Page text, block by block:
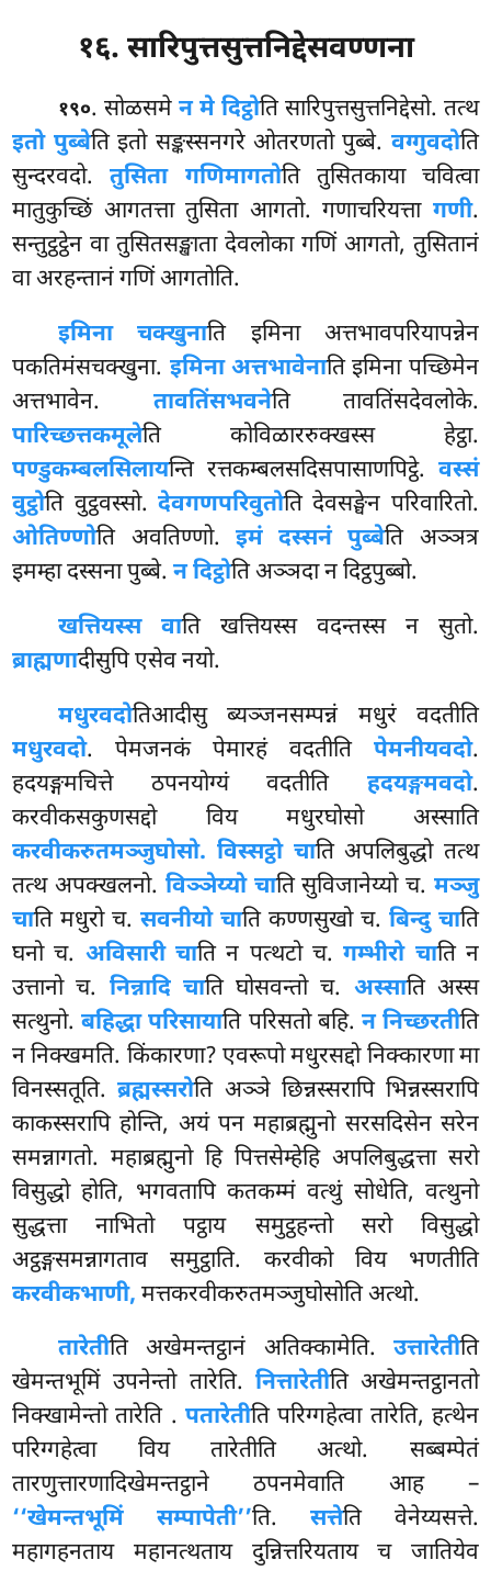
१६. सारिपुत्तसुत्तनिद्देसवण्णना
१९०. सोळसमे न मे दिट्ठोति सारिपुत्तसुत्तनिद्देसो. तत्थ
इतो पुब्बेति इतो सङ्कस्सनगरे ओतरणतो पुब्बे. वग्गुवदोति
सुन्दरवदो.तुसिता गणिमागतोति तुसितकाया चवित्वा
मातुकुच्छिं आगतत्ता तुसिता आगतो. गणाचरियत्ता गणी.
सन्तुट्ठट्ठेन वा तुसितसङ्खाता देवलोका गणिं आगतो, तुसितानं
वा अरहन्तानं गणिं आगतोति.
इमिना चक्खुनाति इमिना अत्तभावपरियापन्नेन
पकतिमंसचक्खुना. इमिना अत्तभावेनाति इमिना पच्छिमेन
अत्तभावेन. तावतिंसभवनेति तावतिंसदेवलोके.
पारिच्छत्तकमूलेति कोविळाररुक्खस्स हेट्ठा.
पण्डुकम्बलसिलायन्ति रत्तकम्बलसदिसपासाणपिट्ठे. वस्सं
वुट्ठोति वुट्ठवस्सो. देवगणपरिवुतोति देवसङ्घेन परिवारितो.
ओतिण्णोति अवतिण्णो. इमं दस्सनं पुब्बेति अञ्ञत्र
इमम्हा दस्सना पुब्बे.न दिट्ठोति अञ्ञदा न दिट्ठपुब्बो.
खत्तियस्स वाति खत्तियस्स वदन्तस्स न सुतो.
ब्राह्मणादीसुपि एसेव नयो.
मधुरवदोतिआदीसु ब्यञ्जनसम्पन्नं मधुरं वदतीति
मधुरवदो. पेमजनकं पेमारहं वदतीति पेमनीयवदो.
हदयङ्गमचित्ते ठपनयोग्यं वदतीति हदयङ्गमवदो.
करवीकसकुणसद्दो विय मधुरघोसो अस्साति
करवीकरुतमञ्जुघोसो. विस्सट्ठो चाति अपलिबुद्धो तत्थ
तत्थ अपक्खलनो. विञ्ञेय्यो चाति सुविजानेय्यो च. मञ्जु
चाति मधुरो च.सवनीयो चाति कण्णसुखो च. बिन्दु चाति
घनो च. अविसारी चाति न पत्थटो च.गम्भीरो चाति न
उत्तानो च. निन्नादि चाति घोसवन्तो च. अस्साति अस्स
सत्थुनो.बहिद्धा परिसायाति परिसतो बहि. न निच्छरतीति
न निक्खमति. किंकारणा? एवरूपो मधुरसद्दो निक्कारणा मा
विनस्सतूति.ब्रह्मस्सरोति अञ्ञे छिन्नस्सरापि भिन्नस्सरापि
काकस्सरापि होन्ति, अयं पन महाब्रह्मुनो सरसदिसेन सरेन
समन्नागतो. महाब्रह्मुनो हि पित्तसेम्हेहि अपलिबुद्धत्ता सरो
विसुद्धो होति, भगवतापि कतकम्मं वत्थुं सोधेति, वत्थुनो
सुद्धत्ता नाभितो पट्ठाय समुट्ठहन्तो सरो विसुद्धो
अट्ठङ्गसमन्नागताव समुट्ठाति. करवीको विय भणतीति
करवीकभाणी, मत्तकरवीकरुतमञ्जुघोसोति अत्थो.
तारेतीति अखेमन्तट्ठानं अतिक्कामेति. उत्तारेतीति
खेमन्तभूमिं उपनेन्तो तारेति. नित्तारेतीति अखेमन्तट्ठानतो
निक्खामेन्तो तारेति . पतारेतीति परिग्गहेत्वा तारेति, हत्थेन
परिग्गहेत्वा विय तारेतीति अत्थो. सब्बम्पेतं
तारणुत्तारणादिखेमन्तट्ठाने ठपनमेवाति आह –
‘‘खेमन्तभूमिं सम्पापेती’’ति. सत्तेति वेनेय्यसत्ते.
महागहनताय महानत्थताय दुन्नित्तरियताय च जातियेव